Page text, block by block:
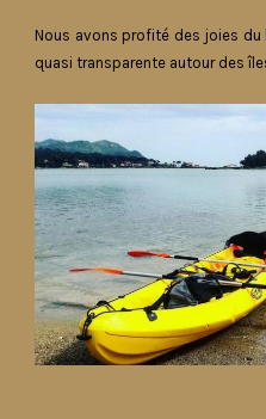
Nous avons profité des joies du
quasi transparente autour des